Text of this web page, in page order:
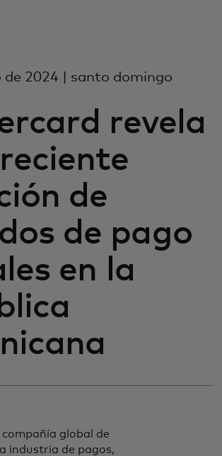
y tendencias
de 2024 | santo domingo
revela
de
de pago
en la
global de
industria de pagos,